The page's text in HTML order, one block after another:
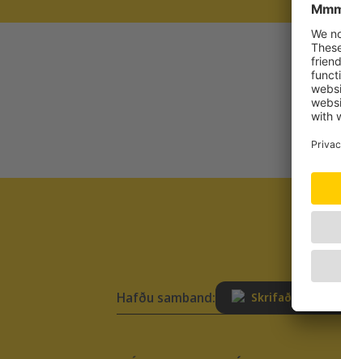
Hafðu samband: Skrifaðu skilaboð